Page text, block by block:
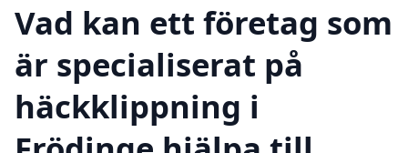
Vad kan ett företag som
är specialiserat på
häckklippning i